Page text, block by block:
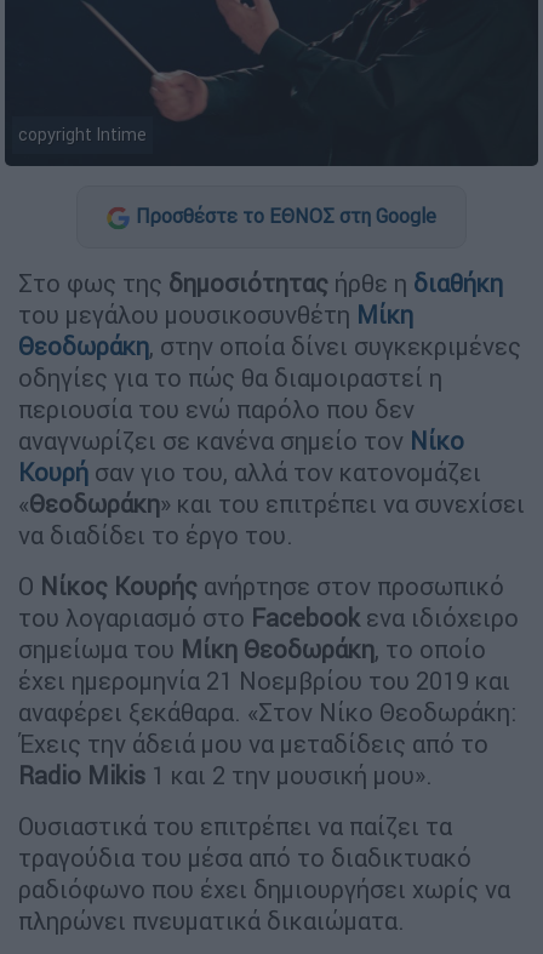
copyright Intime
Προσθέστε το ΕΘΝΟΣ στη Google
Στο φως της δημοσιότητας ήρθε η διαθήκη
του μεγάλου μουσικοσυνθέτη Μίκη
Θεοδωράκη, στην οποία δίνει συγκεκριμένες
οδηγίες για το πώς θα διαμοιραστεί η
περιουσία του ενώ παρόλο που δεν
αναγνωρίζει σε κανένα σημείο τον Νίκο
Κουρή σαν γιο του, αλλά τον κατονομάζει
«Θεοδωράκη» και του επιτρέπει να συνεχίσει
να διαδίδει το έργο του.
Ο Νίκος Κουρής ανήρτησε στον προσωπικό
του λογαριασμό στο Facebook ενα ιδιόχειρο
σημείωμα του Μίκη Θεοδωράκη, το οποίο
έχει ημερομηνία 21 Νοεμβρίου του 2019 και
αναφέρει ξεκάθαρα. «Στον Νίκο Θεοδωράκη:
Έχεις την άδειά μου να μεταδίδεις από το
Radio Mikis 1 και 2 την μουσική μου».
Ουσιαστικά του επιτρέπει να παίζει τα
τραγούδια του μέσα από το διαδικτυακό
ραδιόφωνο που έχει δημιουργήσει χωρίς να
πληρώνει πνευματικά δικαιώματα.